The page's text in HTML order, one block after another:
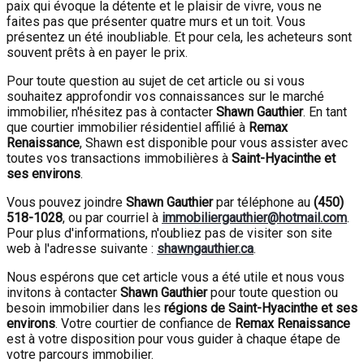
paix qui évoque la détente et le plaisir de vivre, vous ne
faites pas que présenter quatre murs et un toit. Vous
présentez un été inoubliable. Et pour cela, les acheteurs sont
souvent prêts à en payer le prix.
Pour toute question au sujet de cet article ou si vous
souhaitez approfondir vos connaissances sur le marché
immobilier, n'hésitez pas à contacter Shawn Gauthier. En tant
que courtier immobilier résidentiel affilié à Remax
Renaissance, Shawn est disponible pour vous assister avec
toutes vos transactions immobilières à Saint-Hyacinthe et
ses environs.
Vous pouvez joindre Shawn Gauthierpar téléphone au (450)
518-1028, ou par courriel à immobiliergauthier@hotmail.com.
Pour plus d'informations, n'oubliez pas de visiter son site
web à l'adresse suivante : shawngauthier.ca.
Nous espérons que cet article vous a été utile et nous vous
invitons à contacter Shawn Gauthierpour toute question ou
besoin immobilier dans les régions de Saint-Hyacinthe et ses
environs. Votre courtier de confiance de Remax Renaissance
est à votre disposition pour vous guider à chaque étape de
votre parcours immobilier.